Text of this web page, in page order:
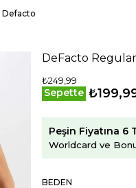
Defacto
DeFacto
₺249,99
Sepette
Peşin Fiyatına 6
Worldcard ve
BEDEN